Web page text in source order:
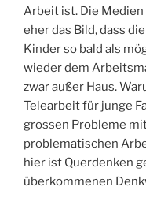
Arbeit ist. Die
eher das Bild, dass
Kinder so bald als
wieder dem
zwar außer Haus.
Telearbeit für junge
grossen Probleme
problematischen
hier ist Querdenken
überkommenen